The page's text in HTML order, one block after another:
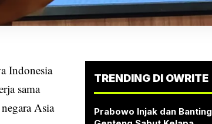
Indonesia
sama
Asia
TRENDING DI OWRITE
Prabowo Injak dan Banting